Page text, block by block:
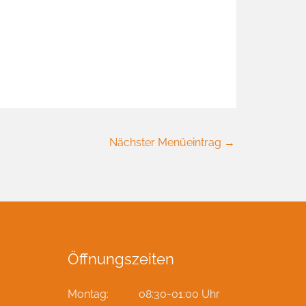
Nächster Menüeintrag →
Öffnungszeiten
Montag: 08:30-01:00 Uhr